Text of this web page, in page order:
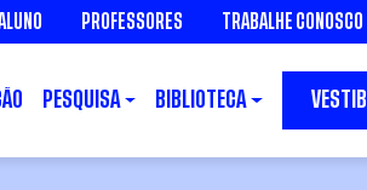
PROFESSORES TRABALHE CONOSCO
PESQUISA BIBLIOTECA